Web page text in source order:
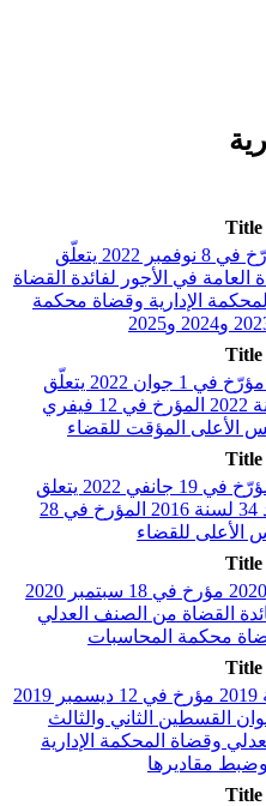
Title
أمر عدد 798 لسنة 2022 مؤرّخ في 8 نوفمبر 2022 يتعلّق
العامة في الأجور لفائدة القضاة
الإدارية وقضاة محكمة
Title
مرسوم عدد 35 لسنة 2022 مؤرّخ في 1 جوان 2022 يتعلّق
بإتمام المرسوم عدد 11 لسنة 2022 المؤرخ في 12 فيفري
Title
مرسوم عدد 4 لسنة 2022 مؤرّخ في 19 جانفي 2022 يتعلق
بتنقيح القانون الأساسي عدد 34 لسنة 2016 المؤرخ في 28
Title
أمر حكومي عدد 768 لسنة 2020 مؤرخ في 18 سبتمبر 2020
القضاة من الصنف العدلي
محكمة المحاسبات
Title
أمر حكومي عدد 1132 لسنة 2019 مؤرخ في 12 ديسمبر 2019
القسطين الثاني والثالث
وقضاة المحكمة الإدارية
مقاديرها
Title